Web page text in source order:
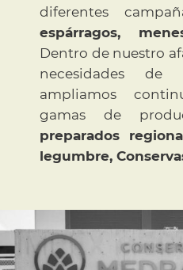
diferentes
espárragos,
Dentro de nuestro
necesidades de
ampliamos
gamas de
preparados
legumbre,